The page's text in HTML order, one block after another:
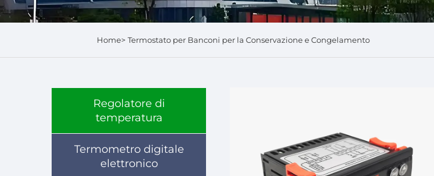
Home> Termostato per Banconi per la Conservazione e Congelamento
Regolatore di
temperatura
Termometro digitale
elettronico